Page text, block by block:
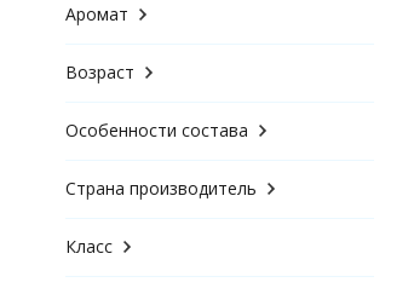
Аромат
Возраст
Особенности состава
Страна производитель
Класс